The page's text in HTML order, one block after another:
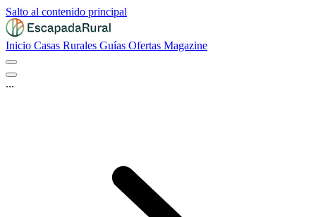
Salto al contenido principal
Inicio Casas Rurales Guías Ofertas Magazine
...